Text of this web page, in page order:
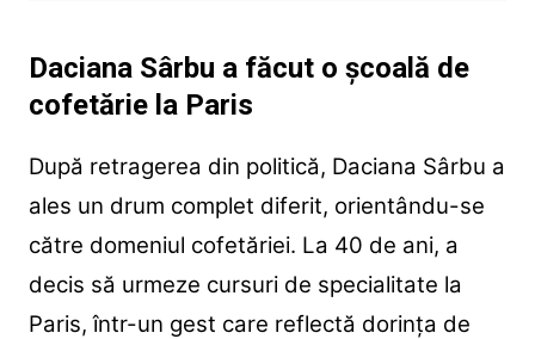
Daciana Sârbu a făcut o școală de
cofetărie la Paris
După retragerea din politică, Daciana Sârbu a
ales un drum complet diferit, orientându-se
către domeniul cofetăriei. La 40 de ani, a
decis să urmeze cursuri de specialitate la
Paris, într-un gest care reflectă dorința de